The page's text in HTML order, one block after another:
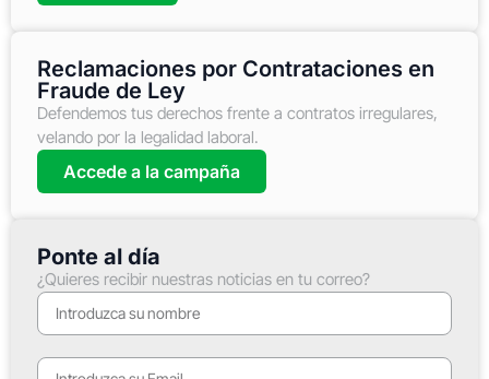
Reclamaciones por Contrataciones en
Fraude de Ley
Defendemos tus derechos frente a contratos irregulares,
velando por la legalidad laboral.
Accede a la campaña
Ponte al día
¿Quieres recibir nuestras noticias en tu correo?